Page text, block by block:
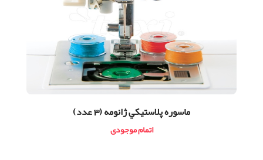
ماسوره پلاستيكي ژانومه (3 عدد)
اتمام موجودی